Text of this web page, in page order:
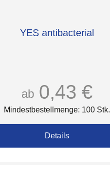
YES antibacterial
ab 0,43 €
Mindestbestellmenge: 100 Stk.
Details